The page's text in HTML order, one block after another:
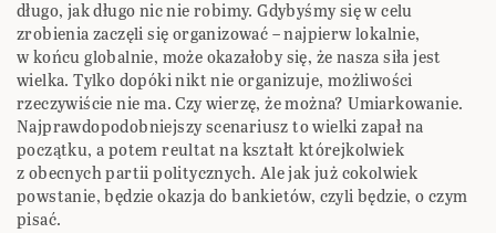
długo, jak długo nic nie robimy. Gdybyśmy się w celu
zrobienia zaczęli się organizować – najpierw lokalnie,
w końcu globalnie, może okazałoby się, że nasza siła jest
wielka. Tylko dopóki nikt nie organizuje, możliwości
rzeczywiście nie ma. Czy wierzę, że można? Umiarkowanie.
Najprawdopodobniejszy scenariusz to wielki zapał na
początku, a potem reultat na kształt którejkolwiek
z obecnych partii politycznych. Ale jak już cokolwiek
powstanie, będzie okazja do bankietów, czyli będzie, o czym
pisać.